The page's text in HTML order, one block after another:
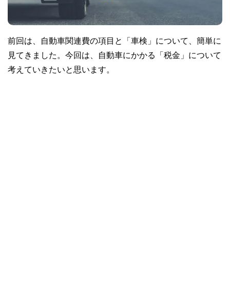
前回は、自動車関連費の項目と「車検」について、簡単に
見てきました。今回は、自動車にかかる「税金」について
考えていきたいと思います。